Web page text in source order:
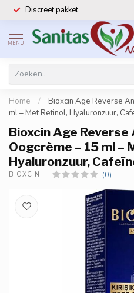
Discreet pakket
MENU
Home /
Bioxcin Age Reverse
ml – Met Retinol, Hyaluronzuur,
Bioxcin Age
Oogcrème – 15 ml –
Hyaluronzuur,
BIOXCIN (0)